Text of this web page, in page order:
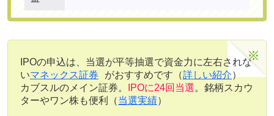
IPOの申込は、当選が平等抽選で資金力に左右されな
いマネックス証券 がおすすめです（詳しい紹介）
カブスルのメイン証券。
IPOに24回当選。銘柄スカウ
ターやワン株も便利（当選実績）